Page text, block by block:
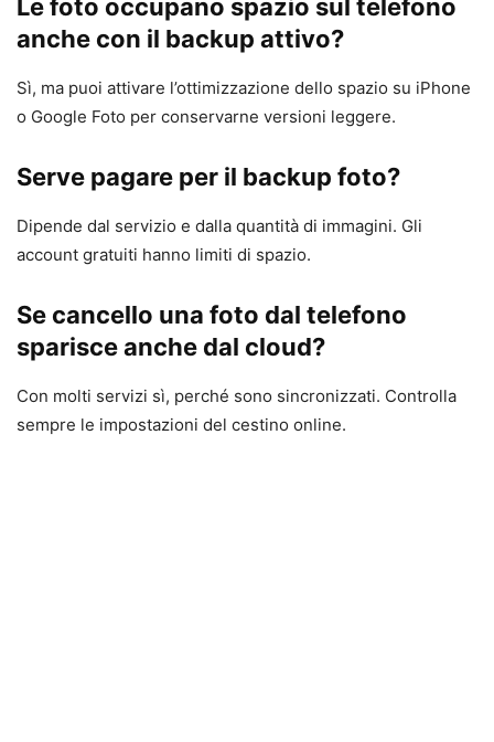
Le foto occupano spazio sul telefono
anche con il backup attivo?
Sì, ma puoi attivare l’ottimizzazione dello spazio su iPhone
o Google Foto per conservarne versioni leggere.
Serve pagare per il backup foto?
Dipende dal servizio e dalla quantità di immagini. Gli
account gratuiti hanno limiti di spazio.
Se cancello una foto dal telefono
sparisce anche dal cloud?
Con molti servizi sì, perché sono sincronizzati. Controlla
sempre le impostazioni del cestino online.